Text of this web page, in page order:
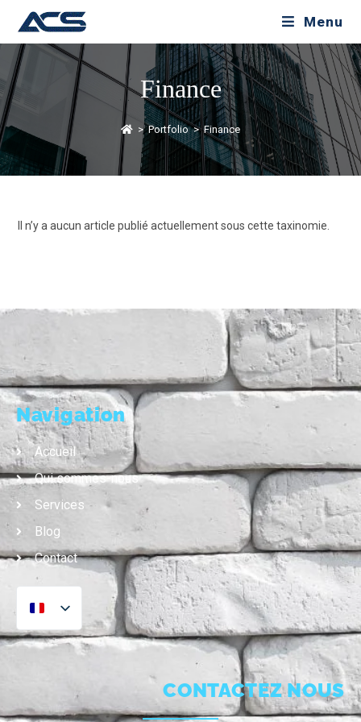
Menu
Finance
> Portfolio > Finance
Il n’y a aucun article publié actuellement sous cette taxinomie.
Navigation
Accueil
Qui sommes-nous
Services
Blog
Contact
CONTACTEZ NOUS